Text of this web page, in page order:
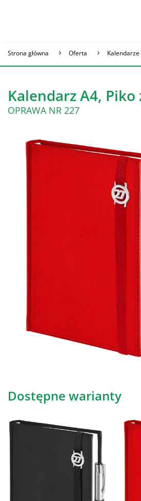
Strona główna Oferta
Kalendarz A4,
OPRAWA NR 227
Dostępne warianty